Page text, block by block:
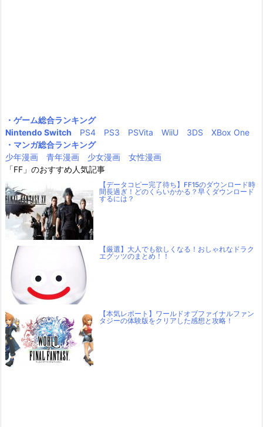
・ゲーム総合ランキング
Nintendo Switch
PS4 PS3 PSVita WiiU 3DS
XBox One
・マンガ総合ランキング
少年漫画
青年漫画 少女漫画
女性漫画
「FF」のおすすめ人気記事
【データコピー完了待ち】FF15のダウンロード時
間長過ぎ！どのくらいかかる？早くダウンロード
するには？
【厳選】大人でも欲しくなる！おしゃれなドラク
エグッツのまとめ！！
【本気レポート】ワールドオブファイナルファン
タジーの体験版をクリアした感想と攻略！